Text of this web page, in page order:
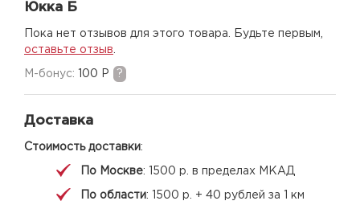
Юкка Б
Пока нет отзывов для этого товара. Будьте первым,
оставьте отзыв
M-бонус: 100 Р ?
Доставка
Стоимость доставки:
По Москве: 1500 р. в пределах МКАД
По области: 1500 р. + 40 рублей за 1 км